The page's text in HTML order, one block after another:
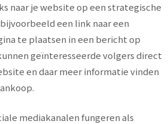
naar je website op een strategische
een link naar een
te plaatsen in een bericht op
geïnteresseerde volgers direct
en daar meer informatie vinden
mediakanalen fungeren als